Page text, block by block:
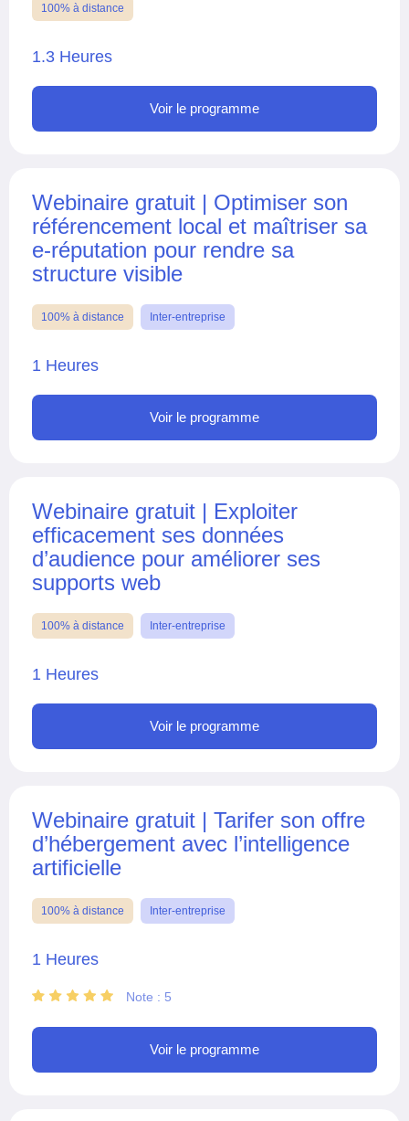
100% à distance
1.3 Heures
Voir le programme
Webinaire gratuit | Optimiser son
référencement local et maîtriser sa
e-réputation pour rendre sa
structure visible
100% à distance Inter-entreprise
1 Heures
Voir le programme
Webinaire gratuit | Exploiter
efficacement ses données
d’audience pour améliorer ses
supports web
100% à distance Inter-entreprise
1 Heures
Voir le programme
Webinaire gratuit | Tarifer son offre
d’hébergement avec l’intelligence
artificielle
100% à distance Inter-entreprise
1 Heures
Note : 5
Voir le programme